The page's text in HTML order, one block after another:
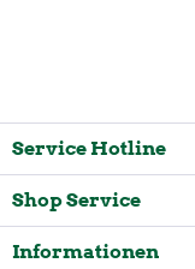
Service Hotline
Shop Service
Informationen